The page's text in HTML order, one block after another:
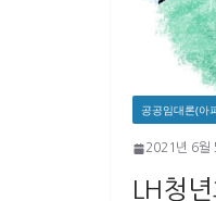
공공임대론(아
2021년 6월
LH청